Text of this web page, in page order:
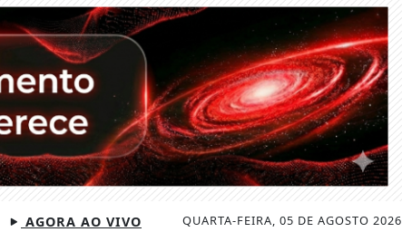
QUARTA-FEIRA, 05 DE AGOSTO 2026
AGORA AO VIVO